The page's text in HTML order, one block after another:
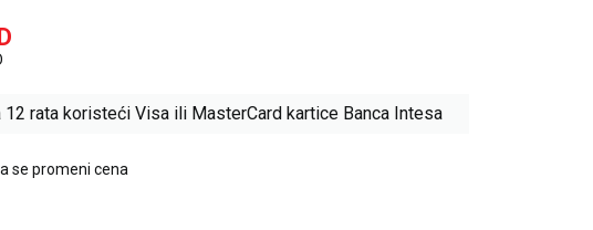
12 rata koristeći Visa ili MasterCard kartice Banca Intesa
se promeni cena